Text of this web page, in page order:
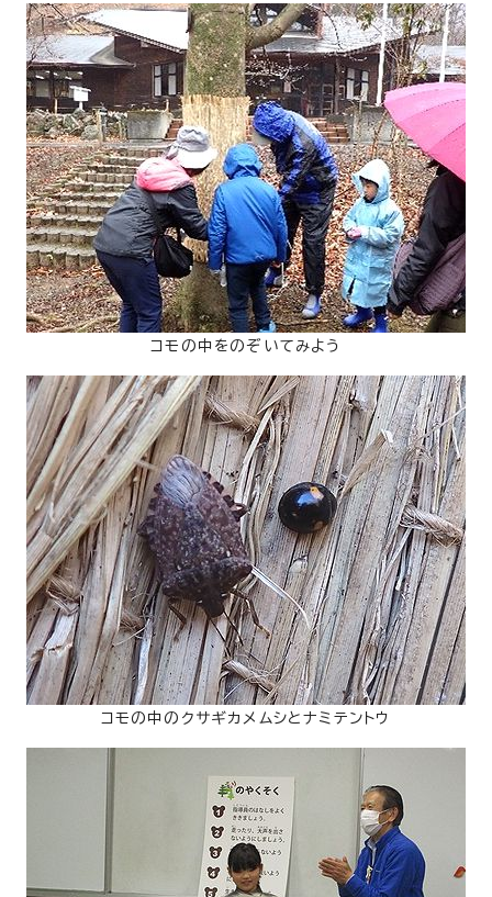
コモの中をのぞいてみよう
コモの中のクサギカメムシとナミテントウ